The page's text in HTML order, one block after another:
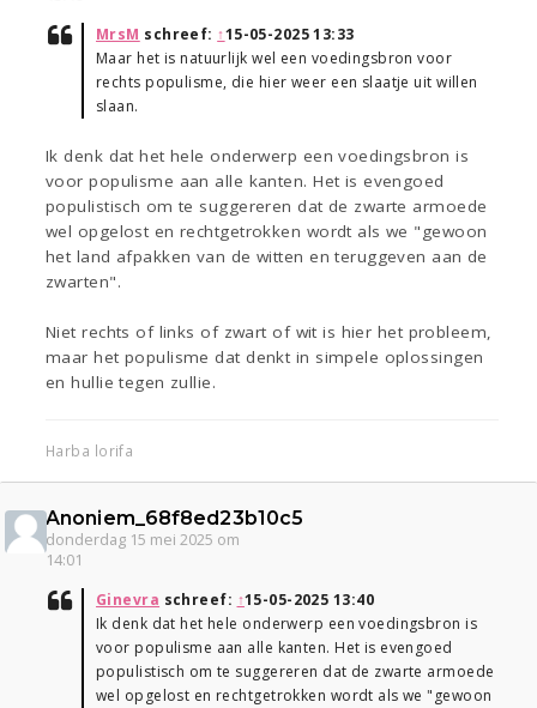
MrsM schreef: ↑15-05-2025 13:33
Maar het is natuurlijk wel een voedingsbron voor
rechts populisme, die hier weer een slaatje uit willen
slaan.
Ik denk dat het hele onderwerp een voedingsbron is
voor populisme aan alle kanten. Het is evengoed
populistisch om te suggereren dat de zwarte armoede
wel opgelost en rechtgetrokken wordt als we "gewoon
het land afpakken van de witten en teruggeven aan de
zwarten".
Niet rechts of links of zwart of wit is hier het probleem,
maar het populisme dat denkt in simpele oplossingen
en hullie tegen zullie.
Harba lorifa
Anoniem_68f8ed23b10c5
donderdag 15 mei 2025 om
14:01
Ginevra schreef: ↑15-05-2025 13:40
Ik denk dat het hele onderwerp een voedingsbron is
voor populisme aan alle kanten. Het is evengoed
populistisch om te suggereren dat de zwarte armoede
wel opgelost en rechtgetrokken wordt als we "gewoon